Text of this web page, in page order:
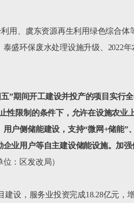
用、虞东资源再生利用绿色综合体
盛环保废水处理设施升级、2022
”期间开工建设并投产的项目实行
性限制的条件下，允许在设施农业
用户侧储能建设，支持“微网+储能”
业用户等自主建设储能设施。加
位：区发改局）
设，服务业投资完成18.28亿元，